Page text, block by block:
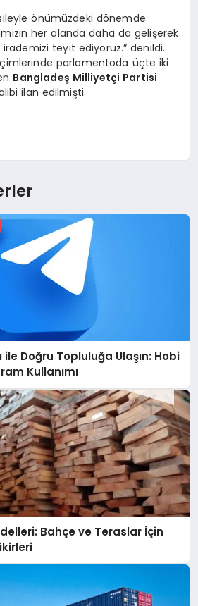
önümüzdeki dönemde
her alanda daha da gelişerek
teyit ediyoruz.” denildi.
parlamentoda üçte iki
Bangladeş Milliyetçi Partisi
ilan edilmişti.
Doğru Topluluğa Ulaşın: Hobi
Kullanımı
Bahçe ve Teraslar İçin